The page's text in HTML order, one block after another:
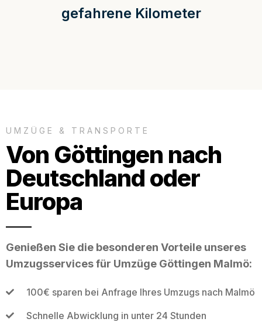
gefahrene Kilometer
UMZÜGE & TRANSPORTE
Von Göttingen nach
Deutschland oder
Europa
Genießen Sie die besonderen Vorteile unseres
Umzugsservices für Umzüge Göttingen Malmö:
100€ sparen bei Anfrage Ihres Umzugs nach Malmö
Schnelle Abwicklung in unter 24 Stunden